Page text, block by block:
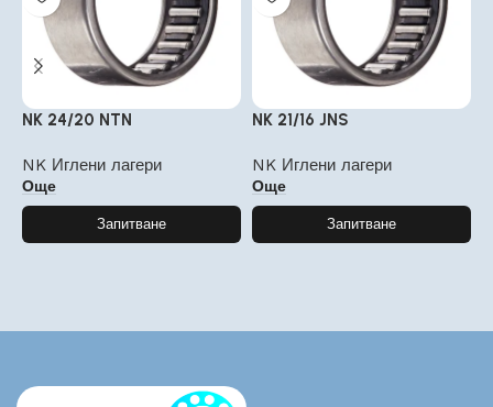
NK 24/20 NTN
NK Иглени лагери
Още
Запитване
NK 21/16 JNS
NK Иглени лагери
Още
Запитване